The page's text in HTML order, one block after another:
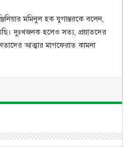
মমিনুল হক যুগান্তরকে বলেন,
দুঃখজনক হলেও সত্য, প্রয়াতদের
আত্মার মাগফেরাত কামনা